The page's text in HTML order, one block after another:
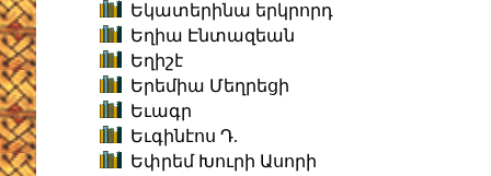
Եկատերինա երկրորդ
Եղիա Էնտազեան
Եղիշէ
Երեմիա Մեղրեցի
Եւագր
Եւգինէոս Դ.
Եփրեմ Խուրի Ասորի